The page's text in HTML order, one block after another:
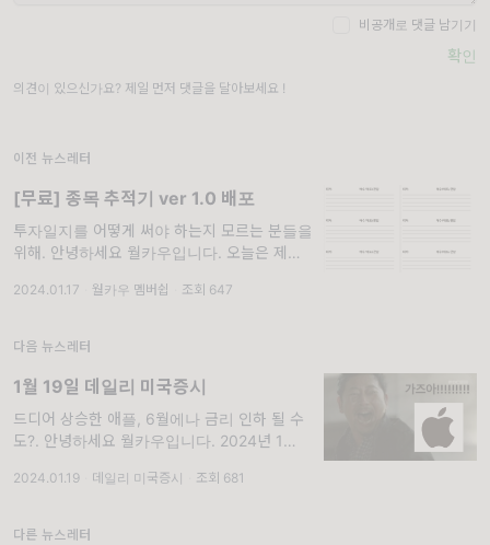
비공개로 댓글 남기기
확인
의견이 있으신가요? 제일 먼저 댓글을 달아보세요 !
이전 뉴스레터
[무료] 종목 추적기 ver 1.0 배포
투자일지를 어떻게 써야 하는지 모르는 분들을
위해. 안녕하세요 월카우입니다. 오늘은 제가
포하려 합니다. 1. 사용 방법
2024.01.17 월카우 멤버쉽 조회 647
다음 뉴스레터
1월 19일 데일리 미국증시
드디어 상승한 애플, 6월에나 금리 인하 될 수
도?. 안녕하세요 월카우입니다. 2024년 1월
확인하기 S&P 500 +41.73(0.88%)
2024.01.19 데일리 미국증시 조회 681
다른 뉴스레터